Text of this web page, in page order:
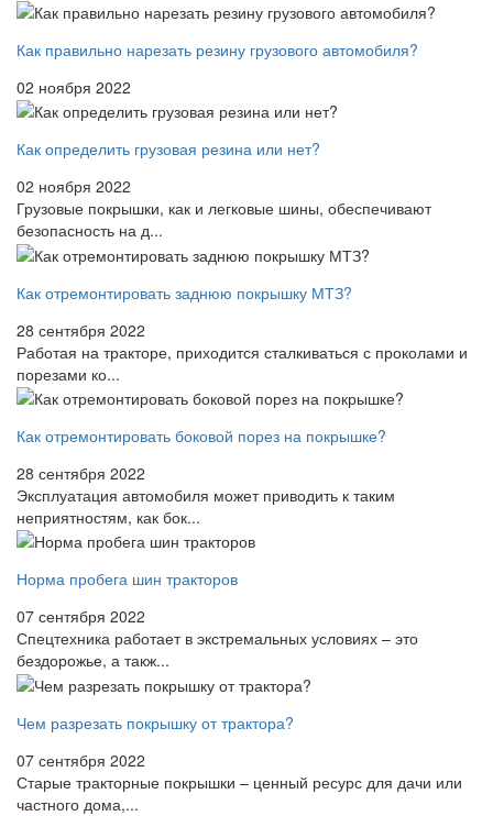
Как правильно нарезать резину грузового автомобиля?
02 ноября 2022
Как определить грузовая резина или нет?
02 ноября 2022
Грузовые покрышки, как и легковые шины, обеспечивают
безопасность на д...
Как отремонтировать заднюю покрышку МТЗ?
28 сентября 2022
Работая на тракторе, приходится сталкиваться с проколами и
порезами ко...
Как отремонтировать боковой порез на покрышке?
28 сентября 2022
Эксплуатация автомобиля может приводить к таким
неприятностям, как бок...
Норма пробега шин тракторов
07 сентября 2022
Спецтехника работает в экстремальных условиях – это
бездорожье, а такж...
Чем разрезать покрышку от трактора?
07 сентября 2022
Старые тракторные покрышки – ценный ресурс для дачи или
частного дома,...